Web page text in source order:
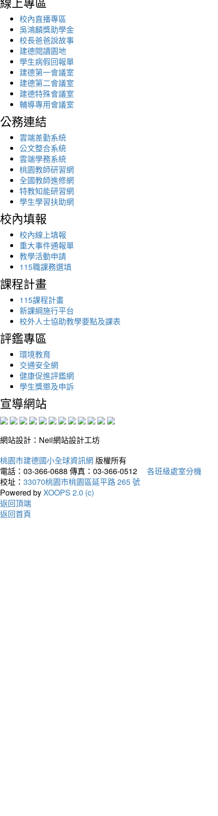
校內直播專區
吳鴻麟獎助學金
校長爸爸說故事
建德閱讀園地
學生病假回報單
建德第一會議室
建德第二會議室
建德特殊會議室
輔導專用會議室
公務連結
雲端差勤系統
公文整合系統
雲端學務系統
桃園教師研習網
全國教師進修網
特教知能研習網
學生學習扶助網
校內填報
校內線上填報
重大事件通報單
教學活動申請
115職課務選填
課程計畫
115課程計畫
新課綱施行平台
校外人士協助教學要點及課表
評鑑專區
環境教育
交通安全網
健康促進評鑑網
學生獎懲及申訴
宣導網站
網站設計：Neil網站設計工坊
桃園市建德國小全球資訊網 版權所有
電話：03-366-0688 傳真：03-366-0512
各班級處室分機
校址： 33070桃園市桃園區延平路 265 號
Powered byXOOPS 2.0 (c)
返回頂端
返回首頁